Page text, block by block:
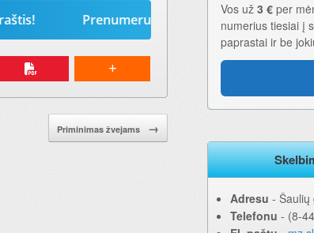
Prenumeruokite „Mūsų žodį“ 2026-iems
Priminimas žvejams →
Vos už 3 € per
numerius tiesiai į
paprastai ir be
Adresu ‐
Telefonu ‐ (8-